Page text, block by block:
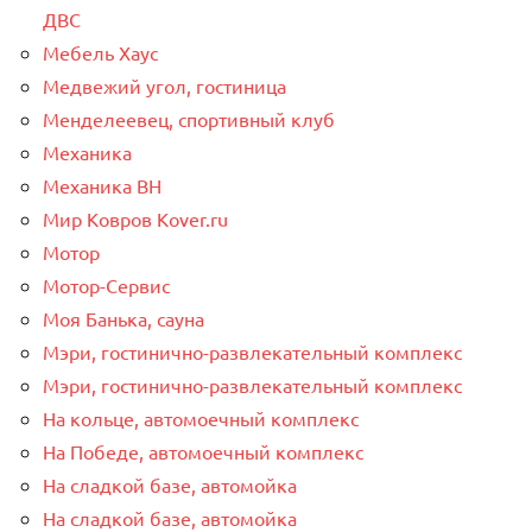
ДВС
Мебель Хаус
Медвежий угол, гостиница
Менделеевец, спортивный клуб
Механика
Механика ВН
Мир Ковров Коvеr.ru
Мотор
Мотор-Сервис
Моя Банька, сауна
Мэри, гостинично-развлекательный комплекс
Мэри, гостинично-развлекательный комплекс
На кольце, автомоечный комплекс
На Победе, автомоечный комплекс
На сладкой базе, автомойка
На сладкой базе, автомойка